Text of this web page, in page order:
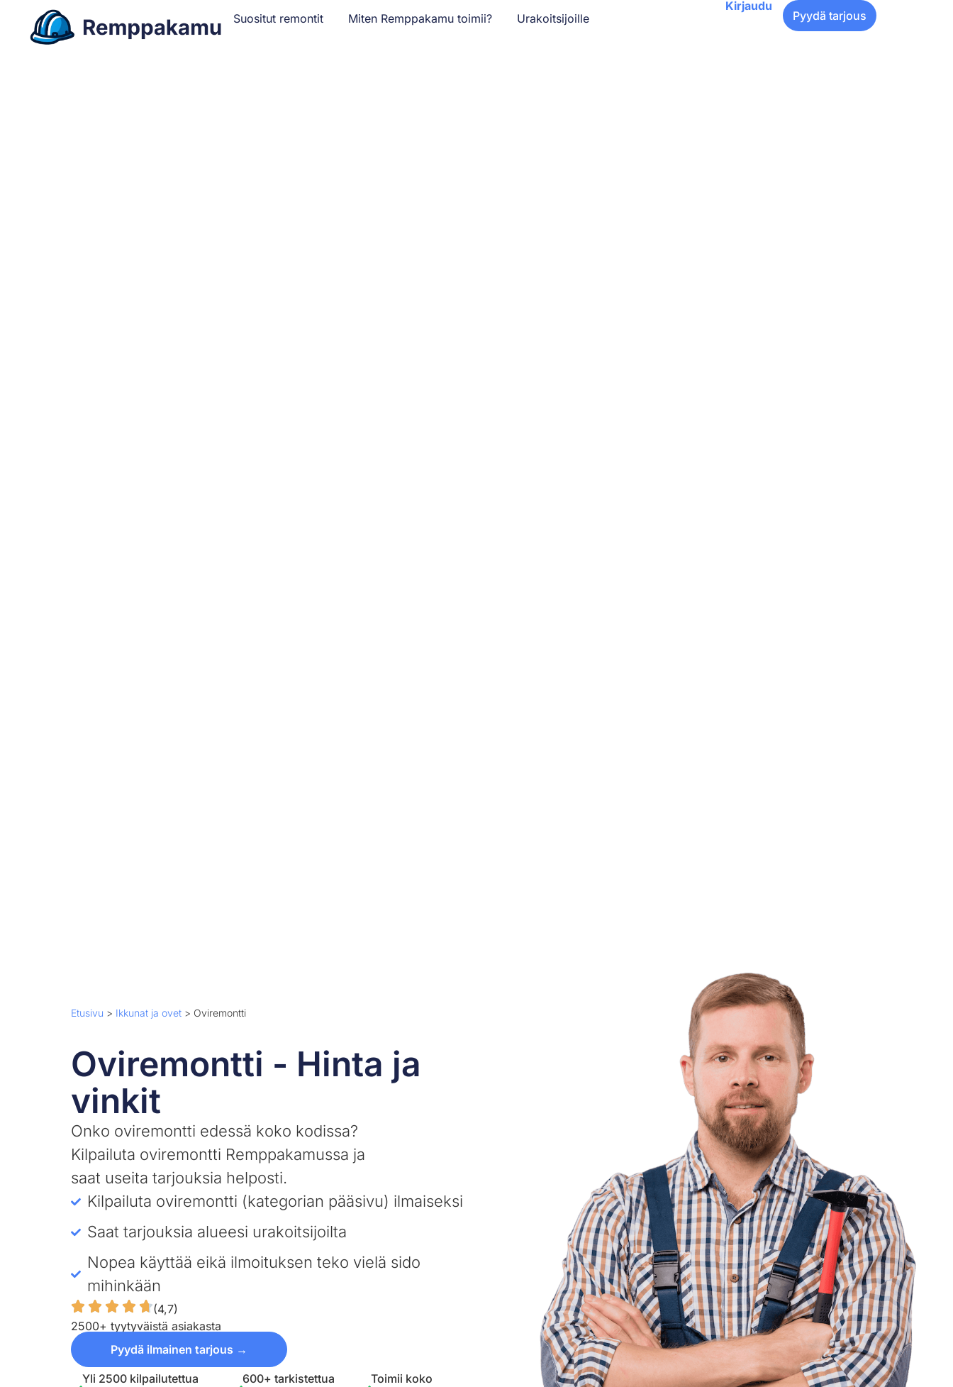
Suositut remontit Miten Remppakamu toimii? Urakoitsijoille
Kirjaudu
Pyydä tarjous
Etusivu > Ikkunat ja ovet > Oviremontti
Oviremontti - Hinta ja
vinkit
Onko oviremontti edessä koko kodissa?
Kilpailuta oviremontti Remppakamussa ja
saat useita tarjouksia helposti.
Kilpailuta oviremontti (kategorian pääsivu) ilmaiseksi
Saat tarjouksia alueesi urakoitsijoilta
Nopea käyttää eikä ilmoituksen teko vielä sido
mihinkään
(4,7)
2500+ tyytyväistä asiakasta
Pyydä ilmainen tarjous →
Yli 2500 kilpailutettua
600+ tarkistettua
Toimii koko